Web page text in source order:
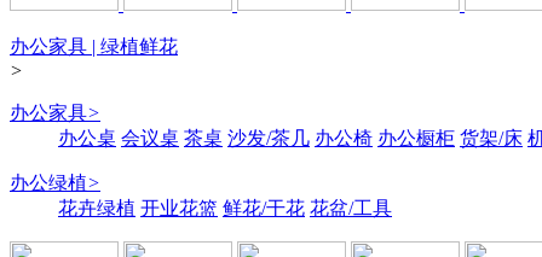
办公家具 | 绿植鲜花
>
办公家具>
办公桌 会议桌 茶桌 沙发/茶几 办公椅 办公橱柜 货架/床
办公绿植>
花卉绿植 开业花篮 鲜花/干花 花盆/工具